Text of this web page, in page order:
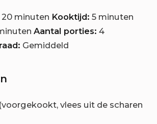
20 minuten Kooktijd: 5 minuten
Aantal porties: 4
Gemiddeld
vlees uit de scharen